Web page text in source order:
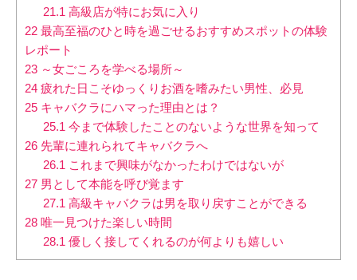
21.1 高級店が特にお気に入り
22 最高至福のひと時を過ごせるおすすめスポットの体験
レポート
23 ～女ごころを学べる場所～
24 疲れた日こそゆっくりお酒を嗜みたい男性、必見
25 キャバクラにハマった理由とは？
25.1 今まで体験したことのないような世界を知って
26 先輩に連れられてキャバクラへ
26.1 これまで興味がなかったわけではないが
27 男として本能を呼び覚ます
27.1 高級キャバクラは男を取り戻すことができる
28 唯一見つけた楽しい時間
28.1 優しく接してくれるのが何よりも嬉しい